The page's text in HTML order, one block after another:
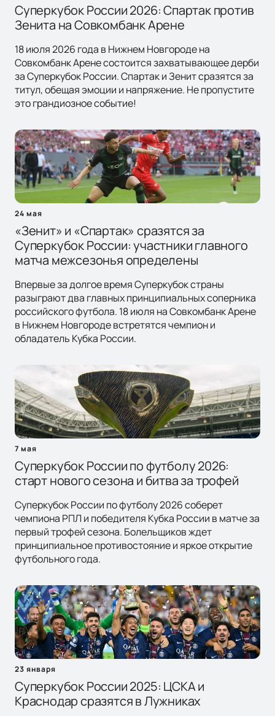
Суперкубок России 2026: Спартак против
Зенита на Совкомбанк Арене
18 июля 2026 года в Нижнем Новгороде на
Совкомбанк Арене состоится захватывающее дерби
за Суперкубок России. Спартак и Зенит сразятся за
титул, обещая эмоции и напряжение. Не пропустите
это грандиозное событие!
24 мая
«Зенит» и «Спартак» сразятся за
Суперкубок России: участники главного
матча межсезонья определены
Впервые за долгое время Суперкубок страны
разыграют два главных принципиальных соперника
российского футбола. 18 июля на Совкомбанк Арене
в Нижнем Новгороде встретятся чемпион и
обладатель Кубка России.
7 мая
Суперкубок России по футболу 2026:
старт нового сезона и битва за трофей
Суперкубок России по футболу 2026 соберет
чемпиона РПЛ и победителя Кубка России в матче за
первый трофей сезона. Болельщиков ждет
принципиальное противостояние и яркое открытие
футбольного года.
23 января
Суперкубок России 2025: ЦСКА и
Краснодар сразятся в Лужниках